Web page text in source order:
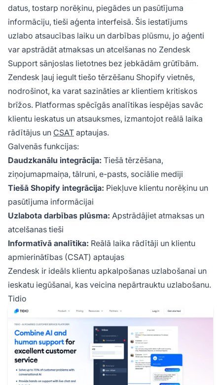
datus, tostarp norēķinu, piegādes un pasūtījuma
informāciju, tieši aģenta interfeisā. Šis iestatījums
uzlabo atsaucības laiku un darbības plūsmu, jo aģenti
var apstrādāt atmaksas un atcelšanas no Zendesk
Support sānjoslas lietotnes bez jebkādām grūtībām.
Zendesk ļauj iegult tiešo tērzēšanu Shopify vietnēs,
nodrošinot, ka varat sazināties ar klientiem kritiskos
brīžos. Platformas spēcīgās analītikas iespējas savāc
klientu ieskatus un atsauksmes, izmantojot reālā laika
rādītājus un CSAT aptaujas.
Galvenās funkcijas:
Daudzkanālu integrācija: Tiešā tērzēšana,
ziņojumapmaiņa, tālruni, e-pasts, sociālie mediji
Tiešā Shopify integrācija: Piekļuve klientu norēķinu un
pasūtījuma informācijai
Uzlabota darbības plūsma: Apstrādājiet atmaksas un
atcelšanas tieši
Informatīvā analītika: Reālā laika rādītāji un klientu
apmierinātības (CSAT) aptaujas
Zendesk ir ideāls klientu apkalpošanas uzlabošanai un
ieskatu iegūšanai, kas veicina nepārtrauktu uzlabošanu.
Tidio